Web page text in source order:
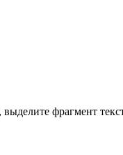
фрагмент